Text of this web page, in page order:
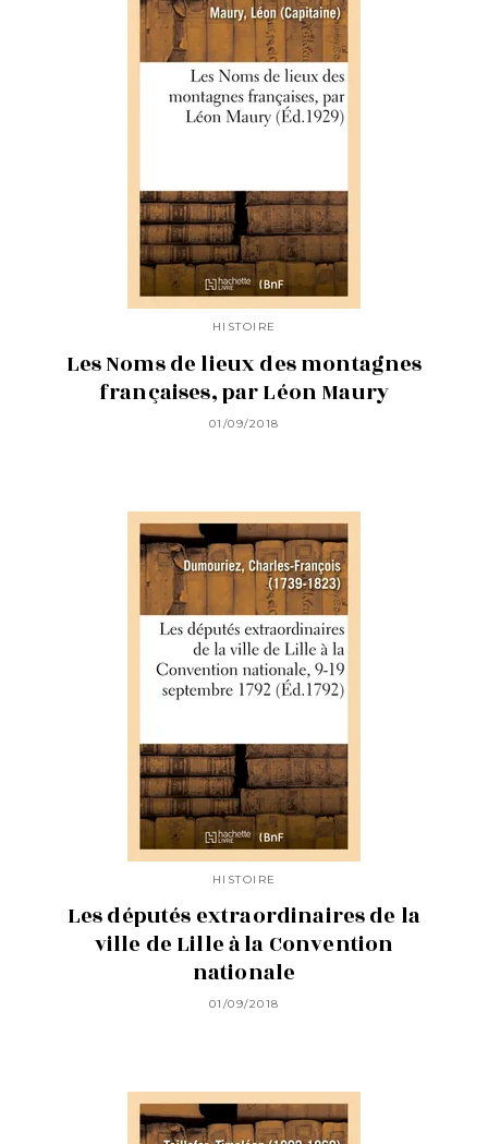
HISTOIRE
Les Noms de lieux des montagnes
françaises, par Léon Maury
01/09/2018
HISTOIRE
Les députés extraordinaires de la
ville de Lille à la Convention
nationale
01/09/2018